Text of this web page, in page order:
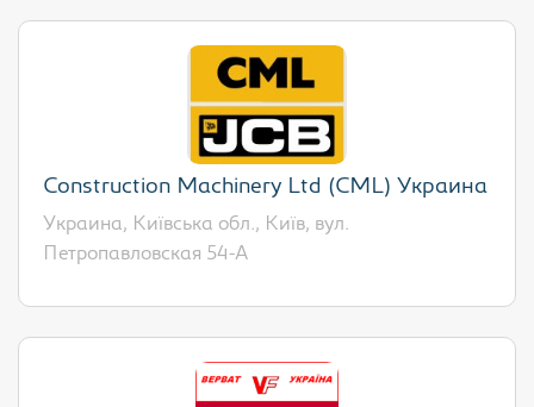
Construction Machinery Ltd (CML) Украина
Украина, Київська обл., Київ, вул.
Петропавловская 54-А